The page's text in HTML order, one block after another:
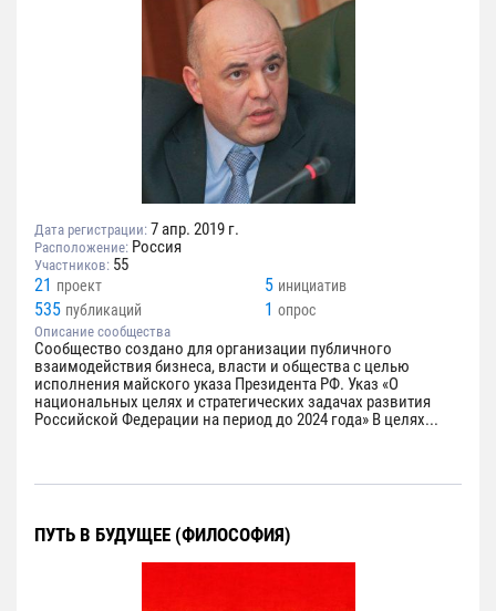
Дата регистрации: 7 апр. 2019 г.
Расположение: Россия
Участников: 55
21 проект 5 инициатив
535 публикаций 1 опрос
Описание сообщества
Сообщество создано для организации публичного
взаимодействия бизнеса, власти и общества с целью
исполнения майского указа Президента РФ. Указ «О
национальных целях и стратегических задачах развития
Российской Федерации на период до 2024 года» В целях...
ПУТЬ В БУДУЩЕЕ (ФИЛОСОФИЯ)